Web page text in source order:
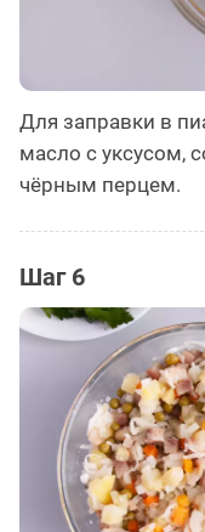
Для заправки в
масло с уксусом,
чёрным перцем.
Шаг 6